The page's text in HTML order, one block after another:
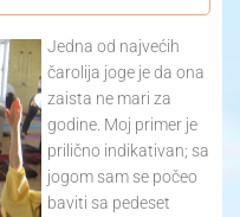
Jedna od najvećih
čarolija joge je da ona
zaista ne mari za
godine. Moj primer je
prilično indikativan; sa
jogom sam se počeo
baviti sa pedeset